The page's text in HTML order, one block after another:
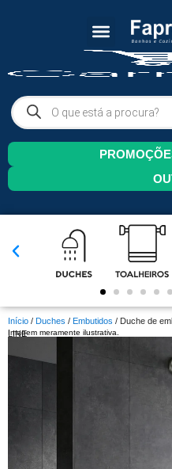
Início / Duches / Embutidos / Duche de
LINE
Imagem meramente ilustrativa.